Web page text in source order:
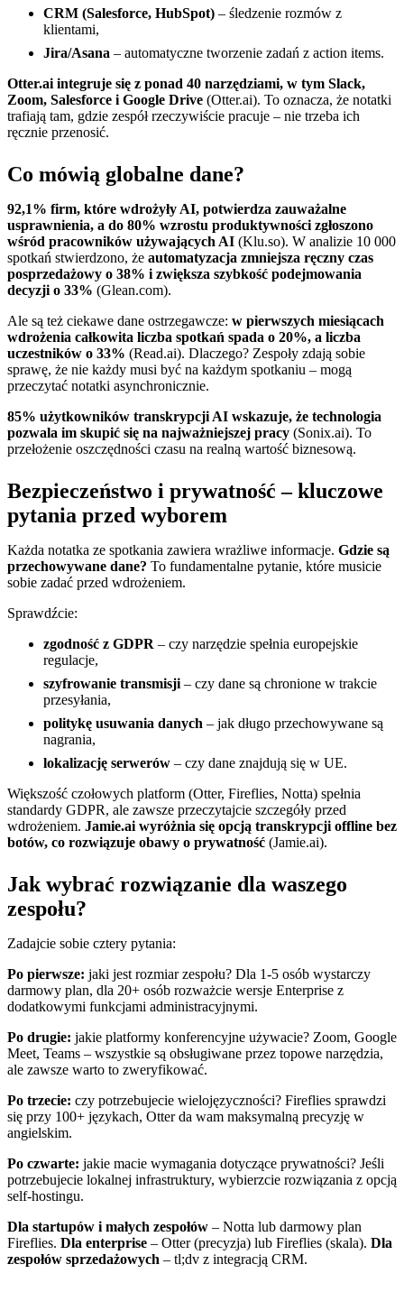
CRM (Salesforce, HubSpot) – śledzenie rozmów z
klientami,
Jira/Asana – automatyczne tworzenie zadań z action items.
Otter.ai integruje się z ponad 40 narzędziami, w tym Slack,
Zoom, Salesforce i Google Drive (Otter.ai). To oznacza, że notatki
trafiają tam, gdzie zespół rzeczywiście pracuje – nie trzeba ich
ręcznie przenosić.
Co mówią globalne dane?
92,1% firm, które wdrożyły AI, potwierdza zauważalne
usprawnienia, a do 80% wzrostu produktywności zgłoszono
wśród pracowników używających AI (Klu.so). W analizie 10 000
spotkań stwierdzono, że automatyzacja zmniejsza ręczny czas
posprzedażowy o 38% i zwiększa szybkość podejmowania
decyzji o 33% (Glean.com).
Ale są też ciekawe dane ostrzegawcze: w pierwszych miesiącach
wdrożenia całkowita liczba spotkań spada o 20%, a liczba
uczestników o 33% (Read.ai). Dlaczego? Zespoły zdają sobie
sprawę, że nie każdy musi być na każdym spotkaniu – mogą
przeczytać notatki asynchronicznie.
85% użytkowników transkrypcji AI wskazuje, że technologia
pozwala im skupić się na najważniejszej pracy (Sonix.ai). To
przełożenie oszczędności czasu na realną wartość biznesową.
Bezpieczeństwo i prywatność – kluczowe
pytania przed wyborem
Każda notatka ze spotkania zawiera wrażliwe informacje. Gdzie są
przechowywane dane? To fundamentalne pytanie, które musicie
sobie zadać przed wdrożeniem.
Sprawdźcie:
zgodność z GDPR – czy narzędzie spełnia europejskie
regulacje,
szyfrowanie transmisji – czy dane są chronione w trakcie
przesyłania,
politykę usuwania danych – jak długo przechowywane są
nagrania,
lokalizację serwerów – czy dane znajdują się w UE.
Większość czołowych platform (Otter, Fireflies, Notta) spełnia
standardy GDPR, ale zawsze przeczytajcie szczegóły przed
wdrożeniem. Jamie.ai wyróżnia się opcją transkrypcji offline bez
botów, co rozwiązuje obawy o prywatność (Jamie.ai).
Jak wybrać rozwiązanie dla waszego
zespołu?
Zadajcie sobie cztery pytania:
Po pierwsze: jaki jest rozmiar zespołu? Dla 1-5 osób wystarczy
darmowy plan, dla 20+ osób rozważcie wersje Enterprise z
dodatkowymi funkcjami administracyjnymi.
Po drugie: jakie platformy konferencyjne używacie? Zoom, Google
Meet, Teams – wszystkie są obsługiwane przez topowe narzędzia,
ale zawsze warto to zweryfikować.
Po trzecie: czy potrzebujecie wielojęzyczności? Fireflies sprawdzi
się przy 100+ językach, Otter da wam maksymalną precyzję w
angielskim.
Po czwarte: jakie macie wymagania dotyczące prywatności? Jeśli
potrzebujecie lokalnej infrastruktury, wybierzcie rozwiązania z opcją
self-hostingu.
Dla startupów i małych zespołów – Notta lub darmowy plan
Fireflies. Dla enterprise – Otter (precyzja) lub Fireflies (skala). Dla
zespołów sprzedażowych – tl;dv z integracją CRM.